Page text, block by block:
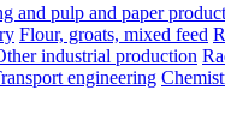
and pulp and paper
Flour, groats, mixed feed
industrial production
engineering